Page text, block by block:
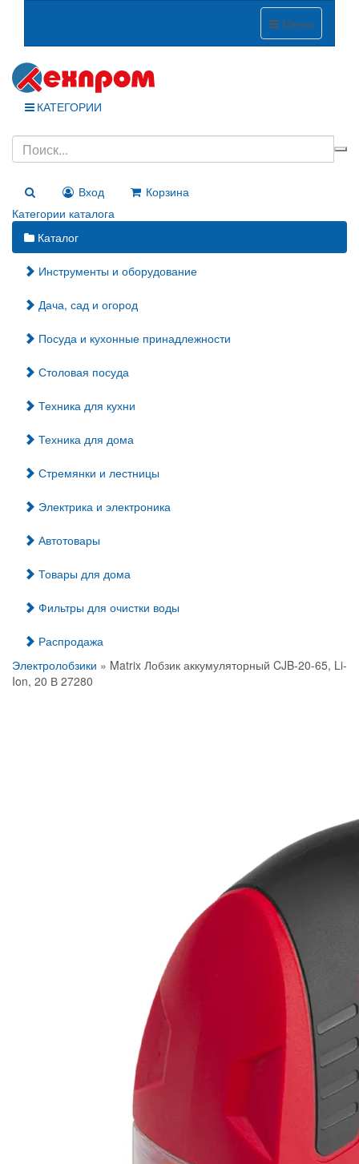
Меню
КАТЕГОРИИ
Вход
Корзина
Категории каталога
Каталог
Инструменты и оборудование
Дача, сад и огород
Посуда и кухонные принадлежности
Столовая посуда
Техника для кухни
Техника для дома
Стремянки и лестницы
Электрика и электроника
Автотовары
Товары для дома
Фильтры для очистки воды
Распродажа
Электролобзики » Matrix Лобзик аккумуляторный CJB-20-65, Li-
Ion, 20 В 27280